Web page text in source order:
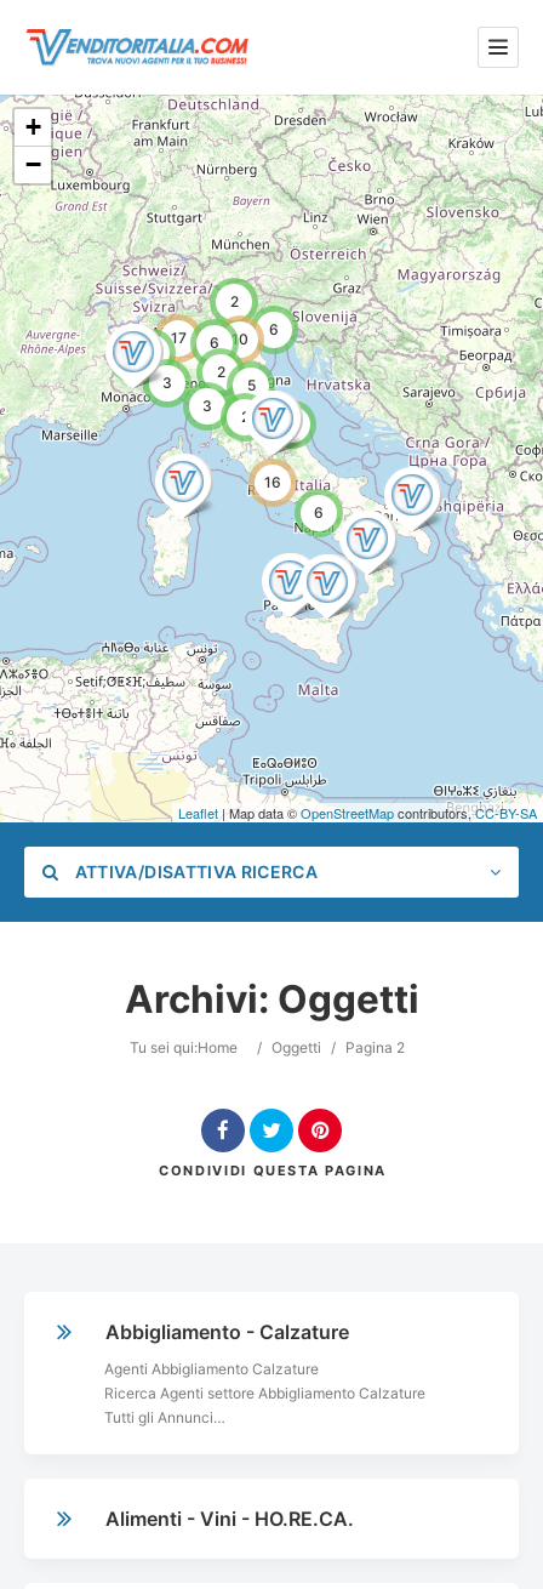
2
5
6
2 6
16
4
2
3
10
6
2
3
6
17
+
−
Leaflet | Map data ©OpenStreetMapcontributors,CC-BY-SA
ATTIVA/DISATTIVA RICERCA
Categoria
Cerca
Archivi: Oggetti
Tu sei qui:Home / Oggetti / Pagina 2
CONDIVIDI QUESTA PAGINA
Abbigliamento - Calzature
Agenti Abbigliamento Calzature
Ricerca Agenti settore Abbigliamento Calzature
Tutti gli Annunci…
Alimenti - Vini - HO.RE.CA.